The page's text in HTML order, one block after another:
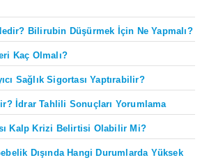
Bilirubin Düşürmek İçin Ne Yapmalı?
Kaç Olmalı?
Sağlık Sigortası Yaptırabilir?
İdrar Tahlili Sonuçları Yorumlama
Kalp Krizi Belirtisi Olabilir Mi?
Dışında Hangi Durumlarda Yüksek